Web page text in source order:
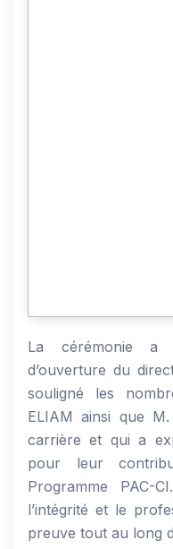
La cérémonie a
d’ouverture du
souligné les
ELIAM ainsi que
carrière et qui a
pour leur
Programme PAC-
l’intégrité et le
preuve tout au long